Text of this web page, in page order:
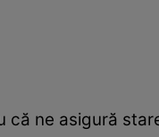
ne asigură